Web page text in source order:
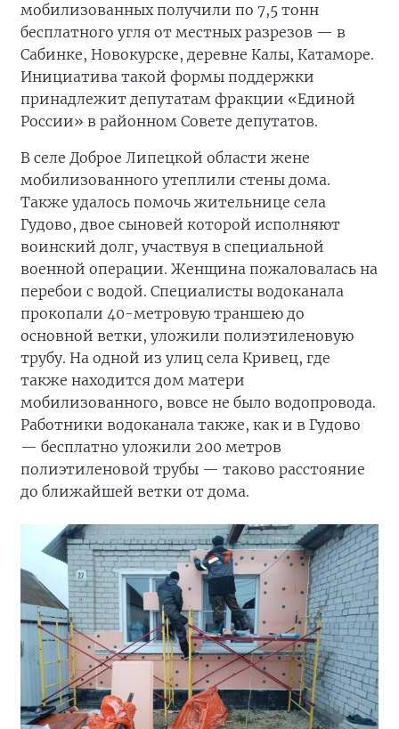
мобилизованных получили по 7,5 тонн
бесплатного угля от местных разрезов — в
Сабинке, Новокурске, деревне Калы, Катаморе.
Инициатива такой формы поддержки
принадлежит депутатам фракции «Единой
России» в районном Совете депутатов.
В селе Доброе Липецкой области жене
мобилизованного утеплили стены дома.
Также удалось помочь жительнице села
Гудово, двое сыновей которой исполняют
воинский долг, участвуя в специальной
военной операции. Женщина пожаловалась на
перебои с водой. Специалисты водоканала
прокопали 40-метровую траншею до
основной ветки, уложили полиэтиленовую
трубу. На одной из улиц села Кривец, где
также находится дом матери
мобилизованного, вовсе не было водопровода.
Работники водоканала также, как и в Гудово
— бесплатно уложили 200 метров
полиэтиленовой трубы — таково расстояние
до ближайшей ветки от дома.